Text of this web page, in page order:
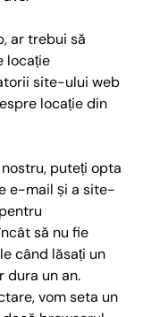
ar trebui să
locație
site-ului web
locație din
puteți opta
e-mail și a site-
să nu fie
când lăsați un
dura un an.
vom seta un